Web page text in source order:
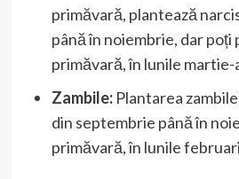
primăvară, plantează
până în noiembrie, dar poți
primăvară, în lunile martie-
Zambile:Plantarea
din septembrie până în
primăvară, în lunile